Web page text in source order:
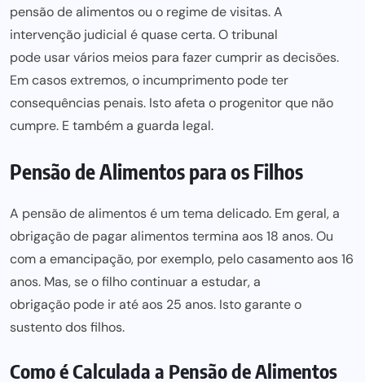
pensão de alimentosou o regime de visitas. A
intervenção judicial é quase certa. O tribunal
pode usar vários meios para fazer cumprir as decisões.
Em casos extremos, o incumprimento pode ter
consequências penais. Isto afeta o progenitor que não
cumpre. E também a guarda legal.
Pensão de Alimentos para os Filhos
A pensão de alimentos é um tema delicado. Em geral, a
obrigação de pagar alimentos termina aos 18 anos. Ou
com a emancipação, por exemplo, pelo casamento aos 16
anos. Mas, se o filho continuar a estudar, a
obrigação pode ir até aos 25 anos. Isto garante o
sustento dos filhos.
Como é Calculada a Pensão de Alimentos